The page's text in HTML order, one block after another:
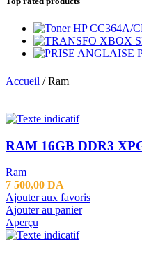
Accueil / Ram
RAM 16GB DDR3
Ram
7 500,00 DA
Ajouter aux favoris
Ajouter au panier
Aperçu